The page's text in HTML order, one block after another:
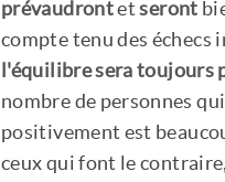
prévaudrontetseront
compte tenu des échecs
l'équilibre sera toujours
nombre de personnes
positivement est
ceux qui font le